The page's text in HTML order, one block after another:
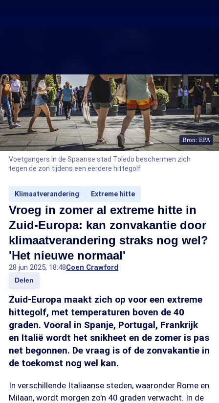
Bron: EPA
Voetgangers in de Spaanse stad Toledo beschermen zich
tegen de zon tijdens een eerdere hittegolf
Klimaatverandering Extreme hitte
Vroeg in zomer al extreme hitte in
Zuid-Europa: kan zonvakantie door
klimaatverandering straks nog wel?
'Het nieuwe normaal'
28 jun 2025, 18:48Coen Crawford
Delen
Zuid-Europa maakt zich op voor een extreme
hittegolf, met temperaturen boven de 40
graden. Vooral in Spanje, Portugal, Frankrijk
en Italië wordt het snikheet en de zomer is pas
net begonnen. De vraag is of de zonvakantie in
de toekomst nog wel kan.
In verschillende Italiaanse steden, waaronder Rome en
Milaan, wordt morgen zo'n 40 graden verwacht. In de